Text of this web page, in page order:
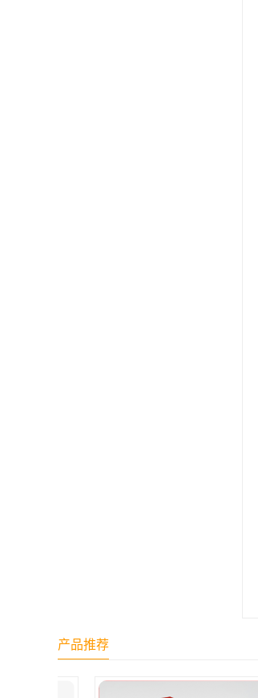
产品推荐